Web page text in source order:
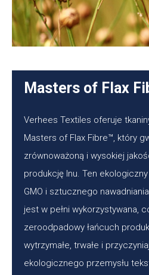
Masters of Flax
Verhees Textiles oferuje
Masters of Flax Fibre™, który
zrównoważoną i wysokiej
produkcję lnu. Ten
GMO i sztucznego
jest w pełni wykorzystywana,
zeroodpadowy łańcuch
wytrzymałe, trwałe i
ekologicznego przemysłu